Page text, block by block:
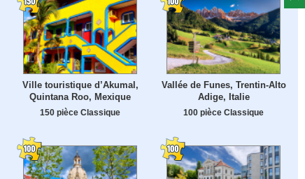
Ville touristique d’Akumal,
Quintana Roo, Mexique
150 pièce Classique
Vallée de Funes, Trentin-Alto
Adige, Italie
100 pièce Classique